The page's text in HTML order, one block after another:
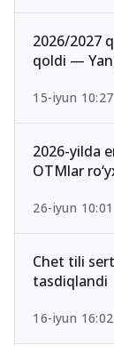
2026/2027
qoldi —
15-iyun 10:27
2026-yilda
OTMlar
26-iyun 10:01
Chet tili
tasdiqlandi
16-iyun 16:02